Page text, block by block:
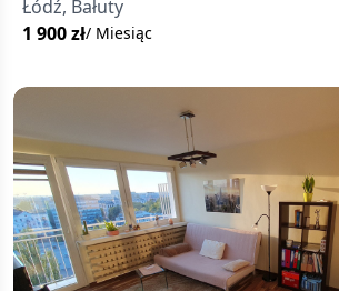
Manufaktury – Bałuty
Łódź, Bałuty
1 900zł/ Miesiąc